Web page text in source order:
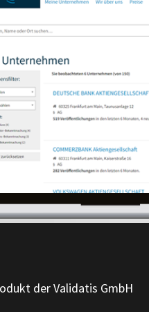
der Validatis GmbH